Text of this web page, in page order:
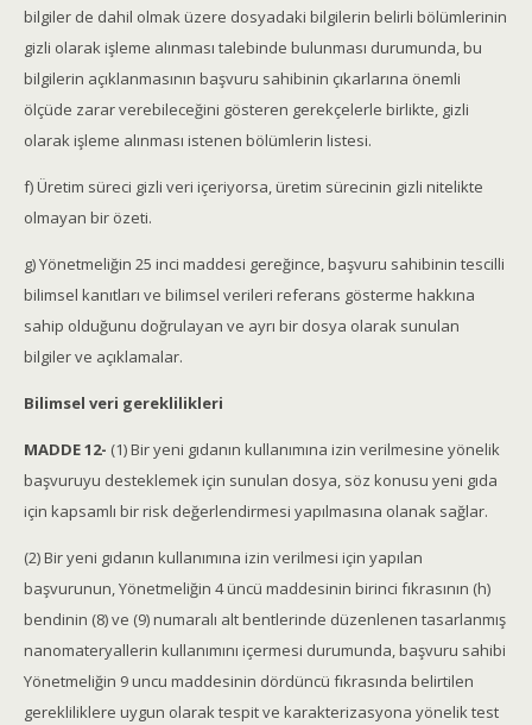
bilgiler de dahil olmak üzere dosyadaki bilgilerin belirli bölümlerinin
gizli olarak işleme alınması talebinde bulunması durumunda, bu
bilgilerin açıklanmasının başvuru sahibinin çıkarlarına önemli
ölçüde zarar verebileceğini gösteren gerekçelerle birlikte, gizli
olarak işleme alınması istenen bölümlerin listesi.
f) Üretim süreci gizli veri içeriyorsa, üretim sürecinin gizli nitelikte
olmayan bir özeti.
g) Yönetmeliğin 25 inci maddesi gereğince, başvuru sahibinin tescilli
bilimsel kanıtları ve bilimsel verileri referans gösterme hakkına
sahip olduğunu doğrulayan ve ayrı bir dosya olarak sunulan
bilgiler ve açıklamalar.
Bilimsel veri gereklilikleri
MADDE 12- (1) Bir yeni gıdanın kullanımına izin verilmesine yönelik
başvuruyu desteklemek için sunulan dosya, söz konusu yeni gıda
için kapsamlı bir risk değerlendirmesi yapılmasına olanak sağlar.
(2) Bir yeni gıdanın kullanımına izin verilmesi için yapılan
başvurunun, Yönetmeliğin 4 üncü maddesinin birinci fıkrasının (h)
bendinin (8) ve (9) numaralı alt bentlerinde düzenlenen tasarlanmış
nanomateryallerin kullanımını içermesi durumunda, başvuru sahibi
Yönetmeliğin 9 uncu maddesinin dördüncü fıkrasında belirtilen
gerekliliklere uygun olarak tespit ve karakterizasyona yönelik test